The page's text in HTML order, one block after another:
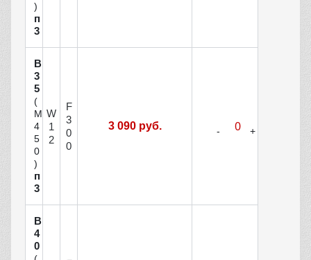
)
п
3
В
3
5
(
М
4
5
0
)
п
3
W
1
2
F
3
0
0
3 090 руб.
В
4
0